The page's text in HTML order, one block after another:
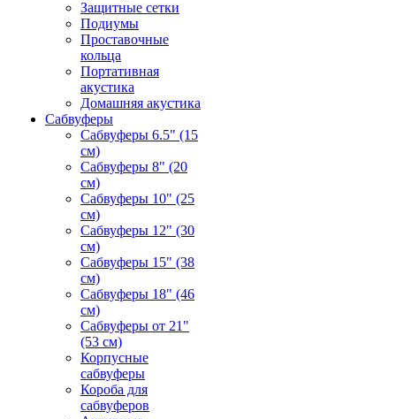
Защитные сетки
Подиумы
Проставочные
кольца
Портативная
акустика
Домашняя акустика
Сабвуферы
Сабвуферы 6.5" (15
см)
Сабвуферы 8" (20
см)
Сабвуферы 10" (25
см)
Сабвуферы 12" (30
см)
Сабвуферы 15" (38
см)
Сабвуферы 18" (46
см)
Сабвуферы от 21"
(53 см)
Корпусные
сабвуферы
Короба для
сабвуферов